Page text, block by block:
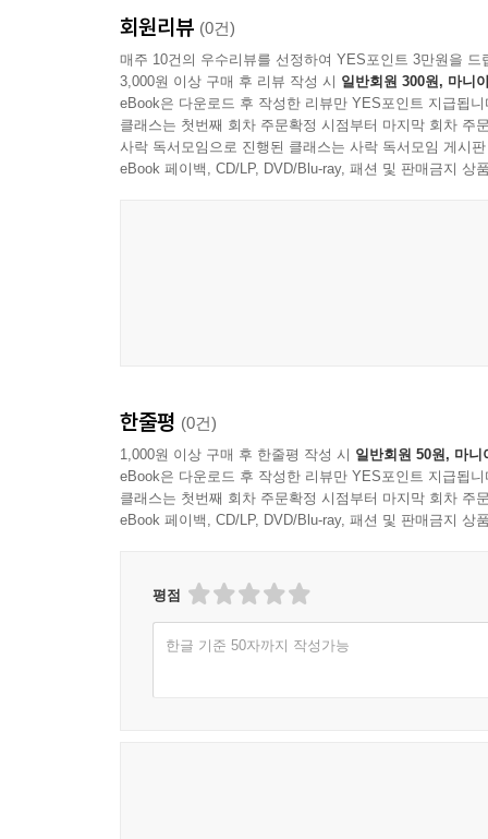
회원리뷰 (0건)
매주 10건의 우수리뷰를 선정하여 YES포인트 3만원을 드
3,000원 이상 구매 후 리뷰 작성 시 일반회원 300원, 마니
eBook은 다운로드 후 작성한 리뷰만 YES포인트 지급됩니
클래스는 첫번째 회차 주문확정 시점부터 마지막 회차 주
사락 독서모임으로 진행된 클래스는 사락 독서모임 게시
eBook 페이백, CD/LP, DVD/Blu-ray, 패션 및 판매금지 상
한줄평 (0건)
1,000원 이상 구매 후 한줄평 작성 시 일반회원 50원, 마니
eBook은 다운로드 후 작성한 리뷰만 YES포인트 지급됩니
클래스는 첫번째 회차 주문확정 시점부터 마지막 회차 주
eBook 페이백, CD/LP, DVD/Blu-ray, 패션 및 판매금지 상
평점
한글 기준 50자까지 작성가능